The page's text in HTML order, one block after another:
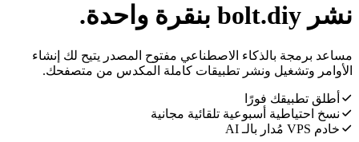
نشر bolt.diy بنقرة واحدة.
مساعد برمجة بالذكاء الاصطناعي مفتوح المصدر يتيح لك إنشاء
الأوامر وتشغيل ونشر تطبيقات كاملة المكدس من متصفحك.
أطلق تطبيقك فورًا
نسخ احتياطية أسبوعية تلقائية مجانية
خادم VPS مُدار بالـ AI